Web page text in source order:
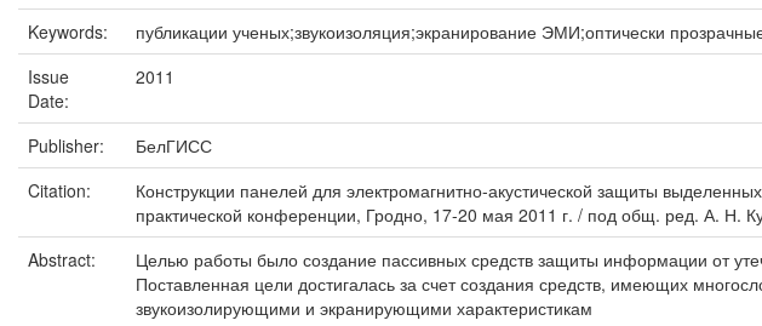
Keywords:
публикации ученых;звукоизоляция;экранирование ЭМИ;оптически
Issue
Date:
2011
Publisher:
БелГИСС
Citation:
Конструкции панелей для электромагнитно-акустической защиты
практической конференции, Гродно, 17-20 мая 2011 г. / под общ. ред. А. Н.
Abstract:
Целью работы было создание пассивных средств защиты информации от
Поставленная цели достигалась за счет создания средств, имеющих
звукоизолирующими и экранирующими характеристикам